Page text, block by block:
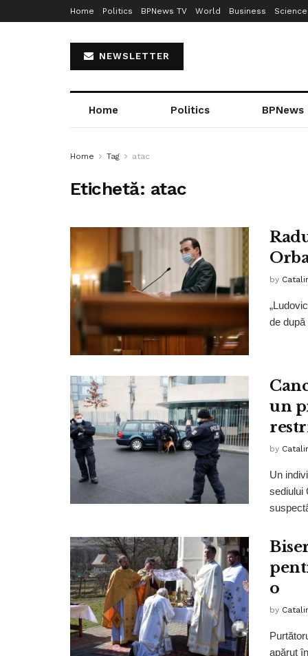
Home Politics BPNews TV World Business Science
NEWSLETTER
Home Politics BPNews
Home Tag atac
Etichetă: atac
by
de
un
by
Un
sediului
o
by
apărut